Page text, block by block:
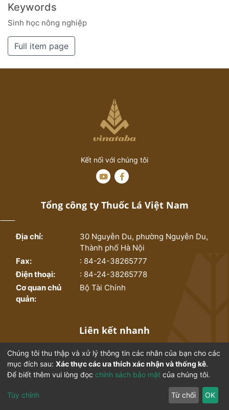
Keywords
Sinh học nông nghiệp
Full item page
Kết nối với chúng tôi
Tổng công ty Thuốc Lá Việt Nam
Địa chỉ:
30 Nguyễn Du, phường Nguyễn Du,
Thành phố Hà Nội
Fax:
: 84-24-38265777
Điện thoại:
: 84-24-38265778
Cơ quan chủ
quản:
Bộ Tài Chính
Liên kết nhanh
Trang chủ
Bộ sưu tập
Thống kê
Từ điển ngành thuốc lá
Chúng tôi thu thập và xử lý thông tin các nhân của bạn cho các
mục đích sau: Xác thực các ưa thích xác nhận và thống kê.
Để biết thêm vui lòng đọc chính sách bảo mật của chúng tôi.
Tùy chỉnh Từ chối OK